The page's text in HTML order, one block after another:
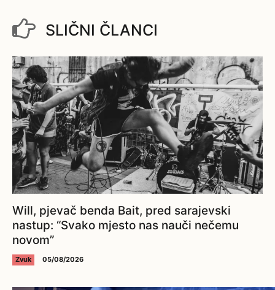
SLIČNI ČLANCI
Will, pjevač benda Bait, pred sarajevski
nastup: “Svako mjesto nas nauči nečemu
novom”
Zvuk 05/08/2026